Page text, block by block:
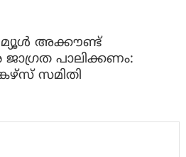
അക്കൗണ്ട്
ജാ​ഗ്രത പാലിക്കണം:
സമിതി